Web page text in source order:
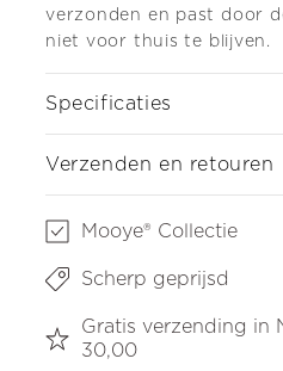
verzonden en past door
niet voor thuis te blijven.
Specificaties
Verzenden en retouren
Mooye® Collectie
Scherp geprijsd
Gratis verzending in
30,00